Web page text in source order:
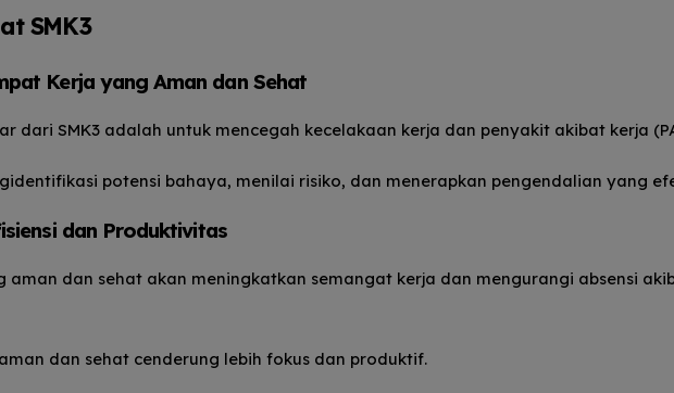
SMK3
Kerja yang Aman dan Sehat
dari SMK3 adalah untuk mencegah kecelakaan kerja dan penyakit akibat kerja
potensi bahaya, menilai risiko, dan menerapkan pengendalian yang
dan Produktivitas
aman dan sehat akan meningkatkan semangat kerja dan mengurangi absensi
dan sehat cenderung lebih fokus dan produktif.